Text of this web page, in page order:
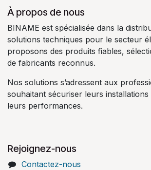
À propos de nous
BINAME est spécialisée dans la
solutions techniques pour le secteur
proposons des produits fiables,
de fabricants reconnus.
Nos solutions s’adressent aux
souhaitant sécuriser leurs installations
leurs performances.
Rejoignez-nous
Contactez-nous